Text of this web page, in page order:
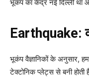
भूकंप का केंद्र नई दिल्ली था
Earthquake:
भूकंप वैज्ञानिकों के अनुसार,
टेक्टोनिक प्लेट्स से बनी होती